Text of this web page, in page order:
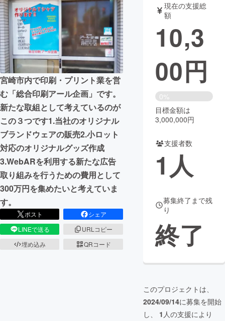
テクノロジー・ガジェット
映像・映画 書籍・雑誌
ビジネス・起業 チャレンジ
まちづくり・地域活性化
CAMPFIRE for Social Good
CAMPFIRE Creation
CAMPFIREふるさと納税
コミュニティ
宮崎市内で印刷・プリント業を営
む「総合印刷アール企画」です。
新たな取組として考えているのが
この３つです1.当社のオリジナル
ブランドウェアの販売2.小ロット
対応のオリジナルグッズ作成
3.WebARを利用する新たな広告
取り組みを行うための費用として
300万円を集めたいと考えていま
す。
ポスト
シェア
LINEで送る
URLコピー
埋め込み
QRコード
現在の支援総
額
10,3
00円
0%
目標金額は
3,000,000円
支援者数
1人
募集終了まで残
り
終了
このプロジェクトは、
2024/09/14に募集を開始
し、 1 人の支援により